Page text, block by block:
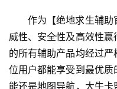
作为【绝地求生辅助
威性、安全性及高效性
的所有辅助产品均经过
位用户都能享受到最优
能还是地图导航，大牛